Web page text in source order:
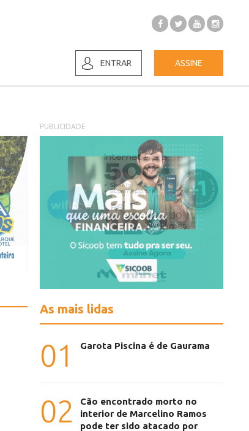
ENTRAR ASSINE
PUBLICIDADE
As mais lidas
01 Garota Piscina é de Gaurama
02
Cão encontrado morto no
interior de Marcelino Ramos
pode ter sido atacado por